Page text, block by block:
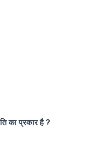
का प्रकार है ?